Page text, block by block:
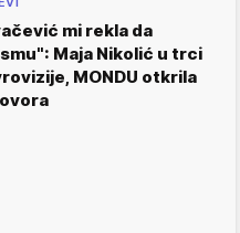
mi rekla da
Maja Nikolić u trci
MONDU otkrila